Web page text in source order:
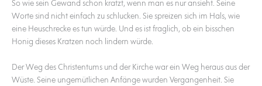
So wie sein Gewand schon kratzt, wenn man es nur ansieht. Seine
Worte sind nicht einfach zu schlucken. Sie spreizen sich im Hals, wie
eine Heuschrecke es tun würde. Und es ist fraglich, ob ein bisschen
Honig dieses Kratzen noch lindern würde.
Der Weg des Christentums und der Kirche war ein Weg heraus aus der
Wüste. Seine ungemütlichen Anfänge wurden Vergangenheit. Sie